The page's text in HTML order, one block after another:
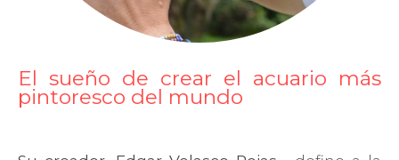
El sueño de crear el acuario más
pintoresco del mundo